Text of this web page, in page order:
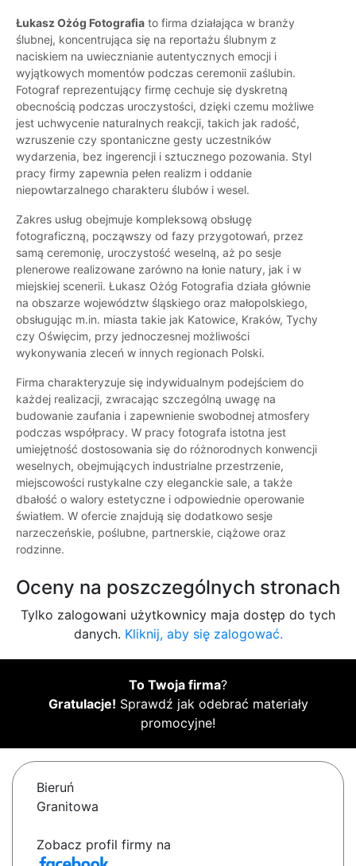
Łukasz Ożóg Fotografia to firma działająca w branży
ślubnej, koncentrująca się na reportażu ślubnym z
naciskiem na uwiecznianie autentycznych emocji i
wyjątkowych momentów podczas ceremonii zaślubin.
Fotograf reprezentujący firmę cechuje się dyskretną
obecnością podczas uroczystości, dzięki czemu możliwe
jest uchwycenie naturalnych reakcji, takich jak radość,
wzruszenie czy spontaniczne gesty uczestników
wydarzenia, bez ingerencji i sztucznego pozowania. Styl
pracy firmy zapewnia pełen realizm i oddanie
niepowtarzalnego charakteru ślubów i wesel.
Zakres usług obejmuje kompleksową obsługę
fotograficzną, począwszy od fazy przygotowań, przez
samą ceremonię, uroczystość weselną, aż po sesje
plenerowe realizowane zarówno na łonie natury, jak i w
miejskiej scenerii. Łukasz Ożóg Fotografia działa głównie
na obszarze województw śląskiego oraz małopolskiego,
obsługując m.in. miasta takie jak Katowice, Kraków, Tychy
czy Oświęcim, przy jednoczesnej możliwości
wykonywania zleceń w innych regionach Polski.
Firma charakteryzuje się indywidualnym podejściem do
każdej realizacji, zwracając szczególną uwagę na
budowanie zaufania i zapewnienie swobodnej atmosfery
podczas współpracy. W pracy fotografa istotna jest
umiejętność dostosowania się do różnorodnych konwencji
weselnych, obejmujących industrialne przestrzenie,
miejscowości rustykalne czy eleganckie sale, a także
dbałość o walory estetyczne i odpowiednie operowanie
światłem. W ofercie znajdują się dodatkowo sesje
narzeczeńskie, poślubne, partnerskie, ciążowe oraz
rodzinne.
Oceny na poszczególnych stronach
Tylko zalogowani użytkownicy maja dostęp do tych
danych. Kliknij, aby się zalogować.
To Twoja firma?
Gratulacje! Sprawdź jak odebrać materiały
promocyjne!
Bieruń
Granitowa
Zobacz profil firmy na